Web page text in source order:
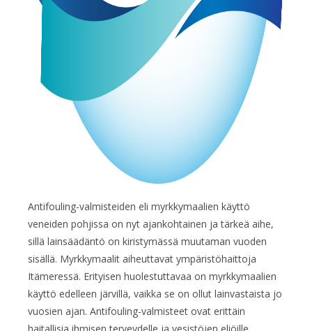
Antifouling-valmisteiden eli myrkkymaalien käyttö
veneiden pohjissa on nyt ajankohtainen ja tärkeä aihe,
sillä lainsäädäntö on kiristymässä muutaman vuoden
sisällä. Myrkkymaalit aiheuttavat ympäristöhaittoja
Itämeressä. Erityisen huolestuttavaa on myrkkymaalien
käyttö edelleen järvillä, vaikka se on ollut lainvastaista jo
vuosien ajan. Antifouling-valmisteet ovat erittäin
haitallisia ihmisen terveydelle ja vesistöjen eliöille.